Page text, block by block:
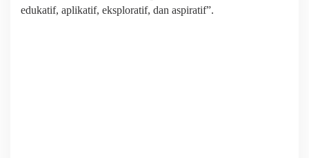
edukatif, aplikatif, eksploratif, dan aspiratif”.